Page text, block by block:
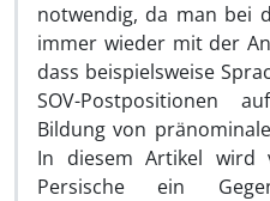
notwendig, da man bei
immer wieder mit der
dass beispielsweise
SOV-Postpositionen
Bildung von
In diesem Artikel wird
Persische ein